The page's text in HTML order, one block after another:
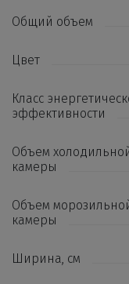
Общий объем
Цвет
Класс
эффективности
Объем
камеры
Объем
камеры
Ширина, см